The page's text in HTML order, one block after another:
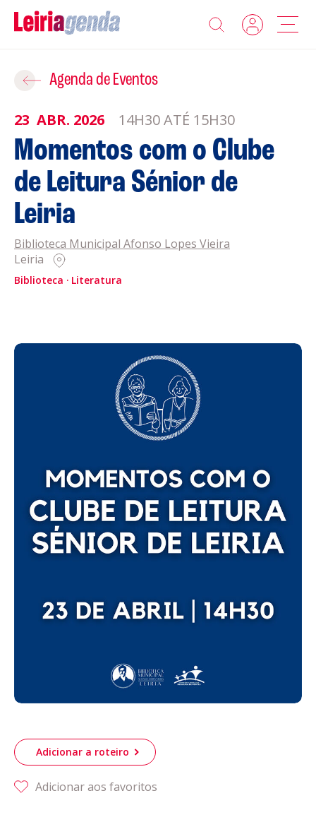
Agenda
Sobre a Leiriagenda
Promotores
Clubes Desportivos
Contactos
Informações
Agenda de Eventos
23 ABR. 2026 14H30 ATÉ 15H30
Momentos com o Clube
de Leitura Sénior de
Leiria
Biblioteca Municipal Afonso Lopes Vieira
Leiria
Biblioteca Literatura
Adicionar a roteiro
Adicionar aos favoritos
Adicionar ao Roteiro
ROTEIROS EXISTENTES
CRIAR NOVO
Gravar